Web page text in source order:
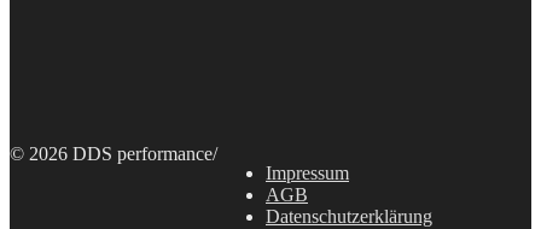
© 2026 DDS performance/
Impressum
AGB
Datenschutzerklärung